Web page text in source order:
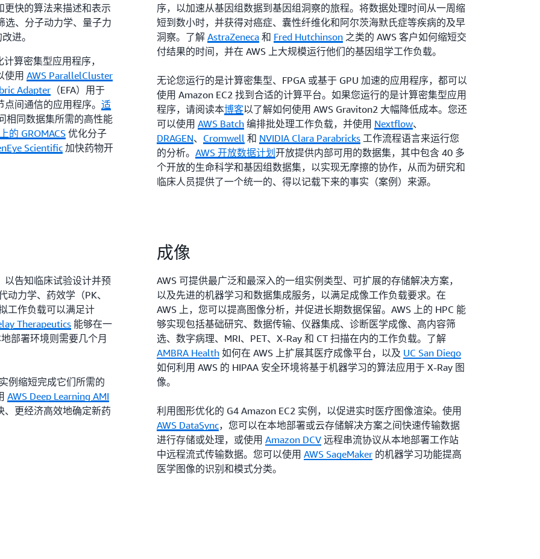
快的算法来描述和表示
选、分子动力学、量子力
进。
算密集型应用程序，
使用 AWS ParallelCluster
Adapter （EFA）用于
间通信的应用程序。 适
相同数据集所需的高性能
的 GROMACS 优化分子
Scientific 加快药物开
序，以加速从基因组数据到基因组洞察的旅程。将数据处理时间从一周缩
短到数小时，并获得对癌症、囊性纤维化和阿尔茨海默氏症等疾病的及早
洞察。了解 AstraZeneca 和 Fred Hutchinson 之类的 AWS 客户如何缩短交
付结果的时间，并在 AWS 上大规模运行他们的基因组学工作负载。
无论您运行的是计算密集型、FPGA 或基于 GPU 加速的应用程序，都可以
使用 Amazon EC2 找到合适的计算平台。如果您运行的是计算密集型应用
程序，请阅读本博客以了解如何使用 AWS Graviton2 大幅降低成本。您还
可以使用 AWS Batch 编排批处理工作负载，并使用 Nextflow、
DRAGEN、 Cromwell 和 NVIDIA Clara Parabricks 工作流程语言来运行您
的分析。 AWS 开放数据计划 开放提供内部可用的数据集，其中包含 40 多
个开放的生命科学和基因组数据集，以实现无摩擦的协作，从而为研究和
临床人员提供了一个统一的、得以记载下来的事实（案例）来源。
以告知临床试验设计并预
力学、药效学（PK、
工作负载可以满足计
Therapeutics 能够在一
部署环境则需要几个月
例缩短完成它们所需的
AWS Deep Learning AMI
、更经济高效地确定新药
成像
AWS 可提供最广泛和最深入的一组实例类型、可扩展的存储解决方案，
以及先进的机器学习和数据集成服务，以满足成像工作负载要求。在
AWS 上，您可以提高图像分析，并促进长期数据保留。AWS 上的 HPC 能
够实现包括基础研究、数据传输、仪器集成、诊断医学成像、高内容筛
选、数字病理、MRI、PET、X-Ray 和 CT 扫描在内的工作负载。了解
AMBRA Health 如何在 AWS 上扩展其医疗成像平台，以及 UC San Diego
如何利用 AWS 的 HIPAA 安全环境将基于机器学习的算法应用于 X-Ray 图
像。
利用图形优化的 G4 Amazon EC2 实例，以促进实时医疗图像渲染。使用
AWS DataSync，您可以在本地部署或云存储解决方案之间快速传输数据
进行存储或处理，或使用 Amazon DCV 远程串流协议从本地部署工作站
中远程流式传输数据。您可以使用 AWS SageMaker 的机器学习功能提高
医学图像的识别和模式分类。